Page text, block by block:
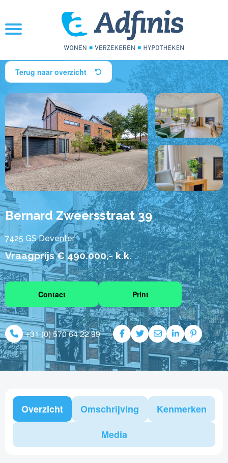
Terug naar overzicht
Bernard Zweersstraat 39
7425 GS Deventer
Vraagprijs € 490.000,- k.k.
Contact Print
+31 (0) 570 64 22 99
Overzicht Omschrijving
Kenmerken
Media